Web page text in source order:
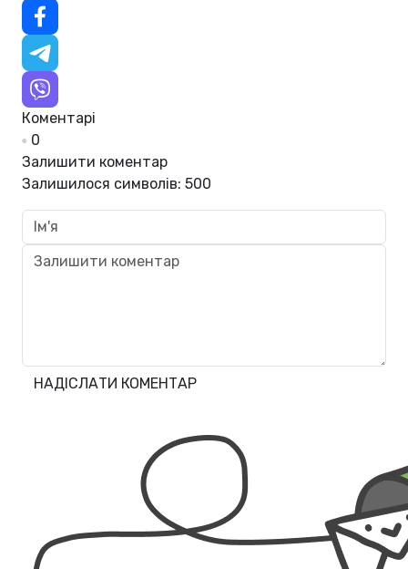
Коментарі
0
Залишити коментар
Залишилося символів: 500
НАДІСЛАТИ КОМЕНТАР